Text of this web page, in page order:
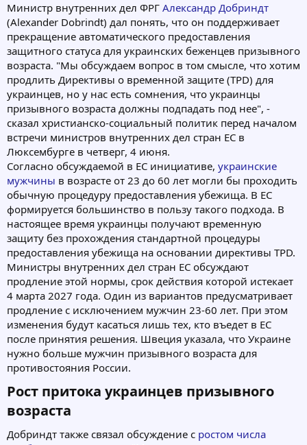
Министр внутренних дел ФРГ Александр Добриндт
(Alexander Dobrindt) дал понять, что он поддерживает
прекращение автоматического предоставления
защитного статуса для украинских беженцев призывного
возраста. "Мы обсуждаем вопрос в том смысле, что хотим
продлить Директивы о временной защите (TPD) для
украинцев, но у нас есть сомнения, что украинцы
призывного возраста должны подпадать под нее", -
сказал христианско-социальный политик перед началом
встречи министров внутренних дел стран ЕС в
Люксембурге в четверг, 4 июня.
Согласно обсуждаемой в ЕС инициативе, украинские
мужчины в возрасте от 23 до 60 лет могли бы проходить
обычную процедуру предоставления убежища. В ЕС
формируется большинство в пользу такого подхода. В
настоящее время украинцы получают временную
защиту без прохождения стандартной процедуры
предоставления убежища на основании директивы TPD.
Министры внутренних дел стран ЕС обсуждают
продление этой нормы, срок действия которой истекает
4 марта 2027 года. Один из вариантов предусматривает
продление с исключением мужчин 23-60 лет. При этом
изменения будут касаться лишь тех, кто въедет в ЕС
после принятия решения. Швеция указала, что Украине
нужно больше мужчин призывного возраста для
противостояния России.
Рост притока украинцев призывного
возраста​
Добриндт также связал обсуждение с ростом числа